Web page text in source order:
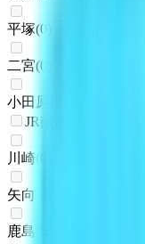
平塚(0
二宮(0
小田原
JR南武線
川崎(
矢向
鹿島田